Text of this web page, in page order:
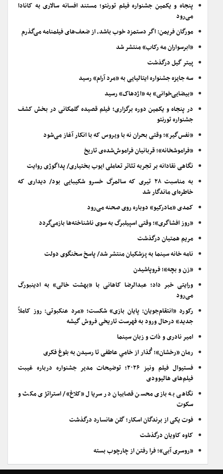
پنجاه و یکمین جشنواره فیلم تورنتو؛ مستند افسانه سالاری به کانادا
می‌رود
مورگان فریمن: اگر دستمزد خوب باشد، از ضعف‌های فیلمنامه می‌گذرم
«ابرسواران مه رکاب» منتشر شد
پیتر گیل درگذشت
سه جایزه جشنواره ایتالیایی به «مرد آرام» رسید
«بیضایی‌خوانی» به «اژدهاک» رسید
در پنجاه و یکمین دوره برگزاری؛ فیلم قصیده گلمکانی در بخش کشف
جشنواره تورنتو
«نفس‌گیر»؛ وقتی بحران نه با ویروس که با انکار آغاز می‌شود
«فراموشخانه»؛ قربانیان فراموش‌شده‌ی تاریخ
نگاهی نقادانه بر تجربه تئاتر تعاملی ایوب بختیاری/ پداگوژی روایت
به مناسبت ۲۸ تیری که سالمرگ خسرو شکیبایی بود/ دیداری که
خاطره‌ای ماندگار شد
کمدی «مادرکیو» دوباره روی صحنه می‌رود
«روز افشاگری»؛ وقتی اسپیلبرگ به سوی ناشناخته‌ها بازمی‌گردد
مریم همتیان درگذشت
نامه خانه سینما به پزشکیان منتشر شد/ پاسخ سخنگوی دولت
«زن و بچه»؛ فروپاشیدن
ورایتی خبر داد؛ عبدالرضا کاهانی با «بهشت خالی» به ادینبورگ
می‌رود
رکورد «انتقام‌جویان: پایان بازی» شکست؛ «مرد عنکبوتی: روز کاملاً
جدید» درحال ورود به فهرست تاریخی فروش گیشه
امیر نادری و ذات و زبان سینما
رمان «رخشان»؛ گُذار از خامیِ عاطفی تا رسیدن به بلوغ فکری
فستیوال فیلم ونیز ۲۰۲۶؛ توضیحات مدیر جشنواره درباره غیبت
فیلم‌های هالیوودی
نگاهی به بازی محسن قصابیان در سریال «کلاغ»/ استراتژی مکث و
سکوت
فوت یکی از برندگان اسکار؛ گلن هانسارد درگذشت
کاوه کاویان درگذشت
«روسری آبی»؛ فرا رفتن از چارچوب بسته